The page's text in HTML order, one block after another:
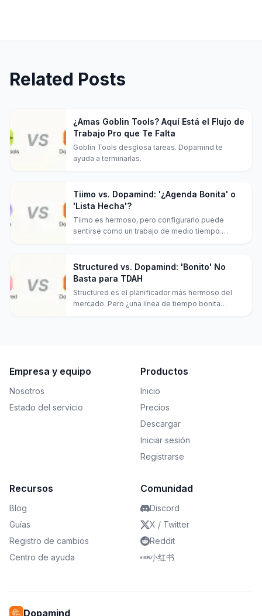
Related Posts
¿Amas Goblin Tools? Aquí Está el Flujo de
Trabajo Pro que Te Falta
Goblin Tools desglosa tareas. Dopamind te
ayuda a terminarlas.
Tiimo vs. Dopamind: '¿Agenda Bonita' o
'Lista Hecha'?
Tiimo es hermoso, pero configurarlo puede
sentirse como un trabajo de medio tiempo.
planificación.
Structured vs. Dopamind: 'Bonito' No
Basta para TDAH
Structured es el planificador más hermoso del
mercado. Pero ¿una línea de tiempo bonita
Empresa y equipo
Nosotros
Estado del servicio
Productos
Inicio
Precios
Descargar
Iniciar sesión
Registrarse
Recursos
Blog
Guías
Registro de cambios
Centro de ayuda
Comunidad
Discord
X / Twitter
Reddit
小红书
Dopamind